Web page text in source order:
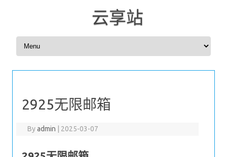
云享站
Skip to content
2925无限邮箱
Byadmin 2025-03-07